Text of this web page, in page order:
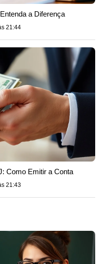
a Diferença
21:44
Como Emitir a Conta
21:43